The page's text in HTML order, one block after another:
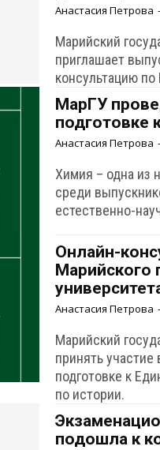
Анастасия Петрова -
Марийский
приглашает
консультацию
МарГУ
подготовке
Анастасия Петрова -
Химия – одна из
среди
естественно-
Онлайн-
Марийского
Анастасия Петрова -
Марийский
принять участие
подготовке к
по истории.
подошла к